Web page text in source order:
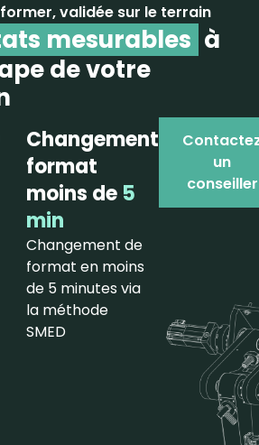
validée sur le terrain
mesurables à
de votre
Changement
format
moins de 5
min
Changement de
format en moins
de 5 minutes via
la méthode
SMED
un
conseiller